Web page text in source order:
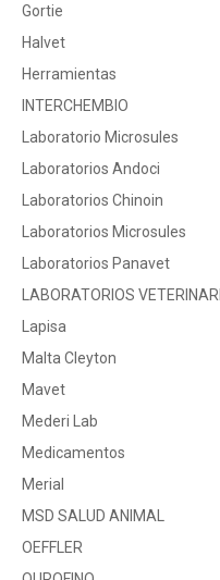
Gortie
Halvet
Herramientas
INTERCHEMBIO
Laboratorio Microsules
Laboratorios Andoci
Laboratorios Chinoin
Laboratorios Microsules
Laboratorios Panavet
LABORATORIOS
Lapisa
Malta Cleyton
Mavet
Mederi Lab
Medicamentos
Merial
MSD SALUD ANIMAL
OEFFLER